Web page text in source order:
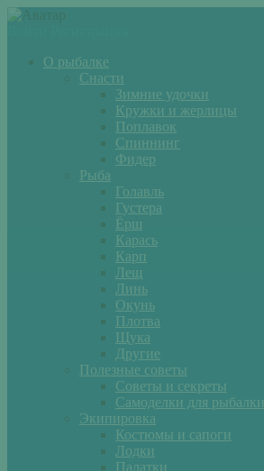
О рыбалке
Снасти
Зимние удочки
Кружки и жерлицы
Поплавок
Спиннинг
Фидер
Рыба
Голавль
Густера
Ёрш
Карась
Карп
Лещ
Линь
Окунь
Плотва
Щука
Другие
Полезные советы
Советы и секреты
Самоделки для рыбалки
Экипировка
Костюмы и сапоги
Лодки
Палатки